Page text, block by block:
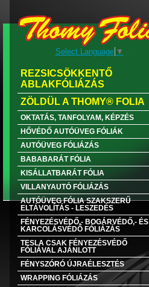
Select Language ▼
REZSICSÖKKENTŐ
ABLAKFÓLIÁZÁS
ZÖLDÜL A THOMY® FOLIA
OKTATÁS, TANFOLYAM, KÉPZÉS
HŐVÉDŐ AUTÓÜVEG FÓLIÁK
AUTÓÜVEG FÓLIÁZÁS
BABABARÁT FÓLIA
KISÁLLATBARÁT FÓLIA
VILLANYAUTÓ FÓLIÁZÁS
AUTÓÜVEG FÓLIA SZAKSZERŰ
ELTÁVOLÍTÁS - LESZEDÉS
FÉNYEZÉSVÉDŐ,- BOGÁRVÉDŐ,- ÉS
KARCOLÁSVÉDŐ FÓLIÁZÁS
TESLA CSAK FÉNYEZÉSVÉDŐ
FÓLIÁVAL AJÁNLOTT
FÉNYSZÓRÓ ÚJRAÉLESZTÉS
WRAPPING FÓLIÁZÁS